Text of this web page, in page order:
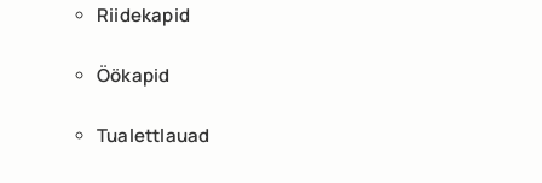
Riidekapid
Öökapid
Tualettlauad